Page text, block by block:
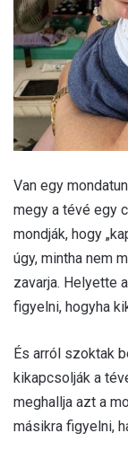
Van egy
megy a tévé egy
mondják, hogy
úgy, mintha nem
zavarja. Helyette
figyelni, hogyha
És arról szoktak
kikapcsolják a
meghallja azt a
másikra figyelni,